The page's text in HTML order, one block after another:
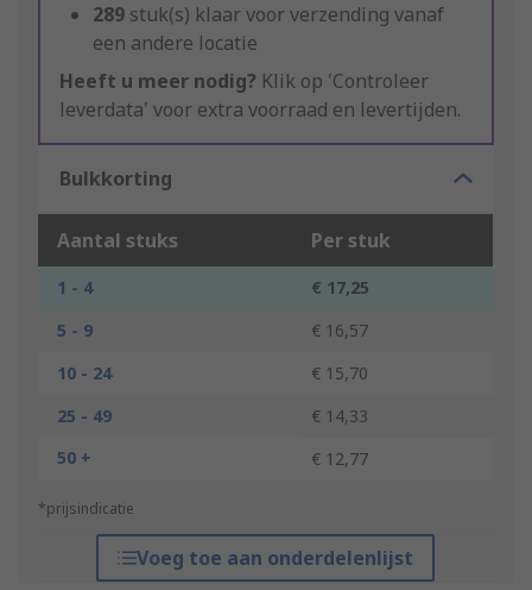
289 stuk(s) klaar voor verzending vanaf
een andere locatie
Heeft u meer nodig? Klik op 'Controleer
leverdata' voor extra voorraad en levertijden.
Bulkkorting
Aantal stuks Per stuk
1 - 4
€ 17,25
5 - 9
€ 16,57
10 - 24
€ 15,70
25 - 49
€ 14,33
50 +
€ 12,77
*prijsindicatie
Voeg toe aan onderdelenlijst